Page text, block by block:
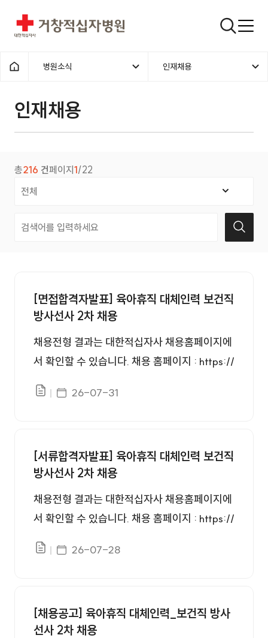
거창적십자병원 검색창
홈으로
병원소식 인재채용
인재채용
총216 건페이지 1/22
[면접합격자발표] 육아휴직 대체인력 보건직
방사선사 2차 채용
채용전형 결과는 대한적십자사 채용홈페이지에
서 확인할 수 있습니다. 채용 홈페이지 : https://
항은 첨부파일을 참고하여 주시기 바랍니다. 감
파일있음게시일자
26-07-31
[서류합격자발표] 육아휴직 대체인력 보건직
방사선사 2차 채용
채용전형 결과는 대한적십자사 채용홈페이지에
서 확인할 수 있습니다. 채용 홈페이지 : https://
항은 첨부파일을 참고하여 주시기 바랍니다. 감
파일있음게시일자
26-07-28
[채용공고] 육아휴직 대체인력_보건직 방사
선사 2차 채용